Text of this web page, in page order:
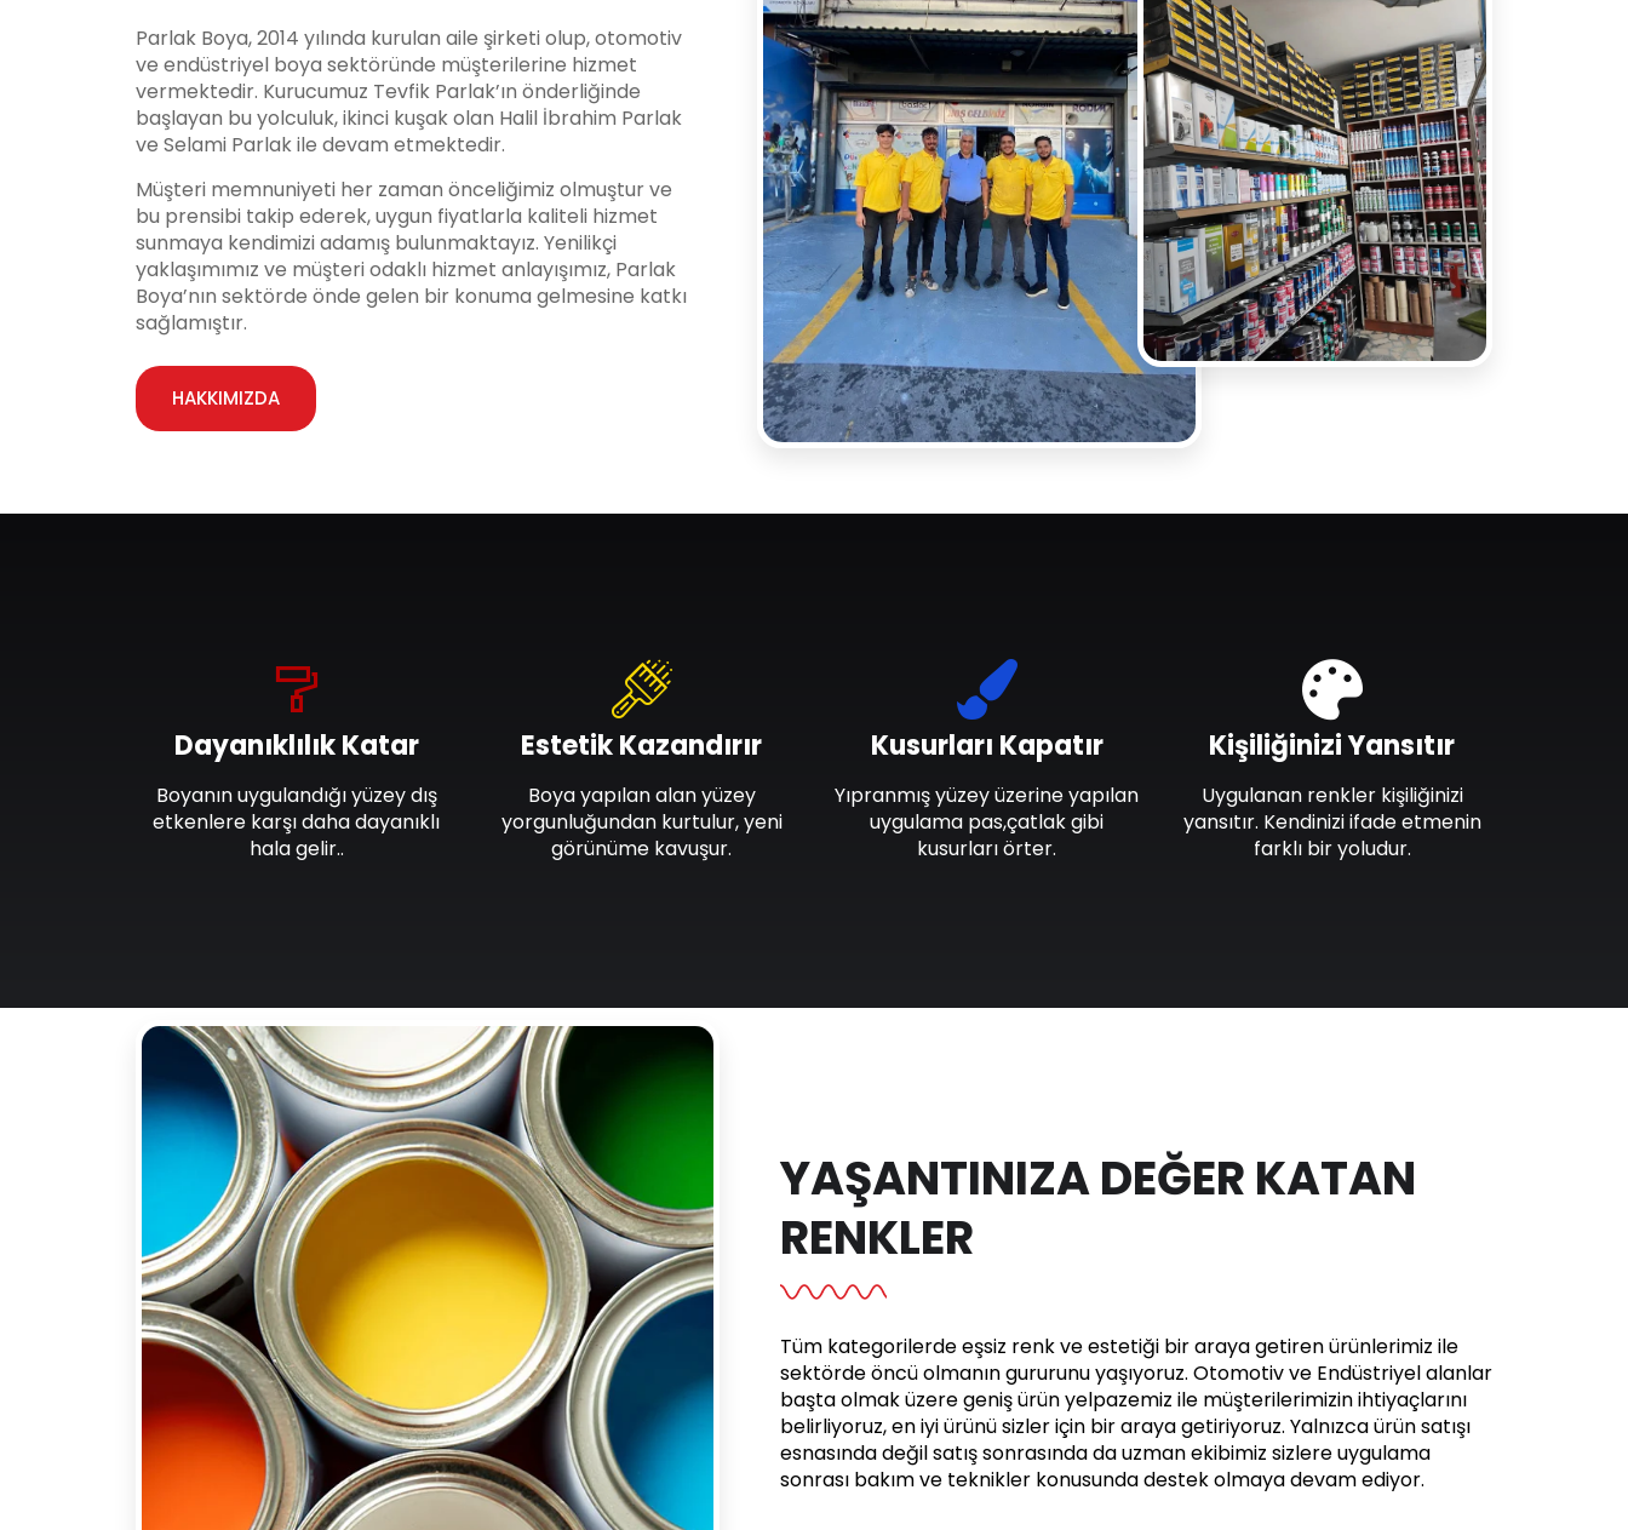
Parlak Boya, 2014 yılında kurulan aile şirketi olup, otomotiv
ve endüstriyel boya sektöründe müşterilerine hizmet
vermektedir. Kurucumuz Tevfik Parlak’ın önderliğinde
başlayan bu yolculuk, ikinci kuşak olan Halil İbrahim Parlak
ve Selami Parlak ile devam etmektedir.
Müşteri memnuniyeti her zaman önceliğimiz olmuştur ve
bu prensibi takip ederek, uygun fiyatlarla kaliteli hizmet
sunmaya kendimizi adamış bulunmaktayız. Yenilikçi
yaklaşımımız ve müşteri odaklı hizmet anlayışımız, Parlak
Boya’nın sektörde önde gelen bir konuma gelmesine katkı
sağlamıştır.
HAKKIMIZDA
Dayanıklılık Katar
Boyanın uygulandığı yüzey dış
etkenlere karşı daha dayanıklı
hala gelir..
Estetik Kazandırır
Boya yapılan alan yüzey
yorgunluğundan kurtulur, yeni
görünüme kavuşur.
Kusurları Kapatır
Yıpranmış yüzey üzerine yapılan
uygulama pas,çatlak gibi
kusurları örter.
Kişiliğinizi Yansıtır
Uygulanan renkler kişiliğinizi
yansıtır. Kendinizi ifade etmenin
farklı bir yoludur.
YAŞANTINIZA DEĞER KATAN
RENKLER
Tüm kategorilerde eşsiz renk ve estetiği bir araya getiren ürünlerimiz ile
sektörde öncü olmanın gururunu yaşıyoruz. Otomotiv ve Endüstriyel alanlar
başta olmak üzere geniş ürün yelpazemiz ile müşterilerimizin ihtiyaçlarını
belirliyoruz, en iyi ürünü sizler için bir araya getiriyoruz. Yalnızca ürün satışı
esnasında değil satış sonrasında da uzman ekibimiz sizlere uygulama
sonrası bakım ve teknikler konusunda destek olmaya devam ediyor.